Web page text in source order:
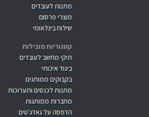
מתנות לעובדים
מוצרי פרסום
שילוח בינלאומי
קטגוריות מובילות
תיקי מחשב לעובדים
ביגוד איכותי
בקבוקים ממותגים
מתנות לכנסים ותערוכות
מחברות ממותגות
הדפסה על גאדג'טים